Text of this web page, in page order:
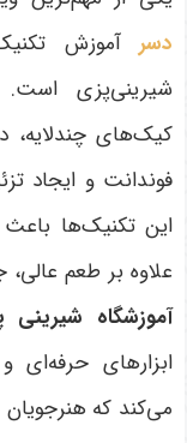
دسر آموزش
شیرینی‌پزی
کیک‌های چندلایه،
فوندانت و ایجاد
این تکنیک‌ها
علاوه بر طعم
آموزشگاه شیرینی
ابزارهای
می‌کند که هنرجویان